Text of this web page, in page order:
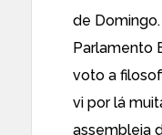
de
Parlamento
voto a
vi por lá
assembleia